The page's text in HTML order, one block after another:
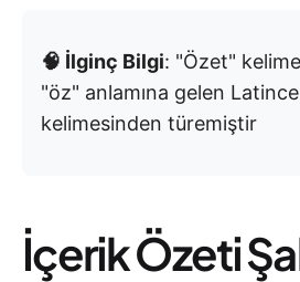
🧠 İlginç Bilgi: "Özet"
"öz" anlamına gelen
kelimesinden türemiştir
İçerik Özeti